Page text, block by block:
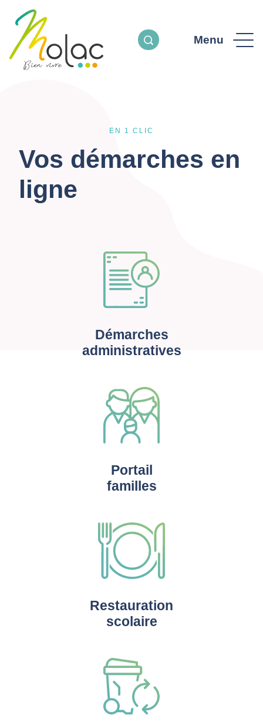
Menu
EN 1 CLIC
Vos démarches en
ligne
Démarches
administratives
Portail
familles
Restauration
scolaire